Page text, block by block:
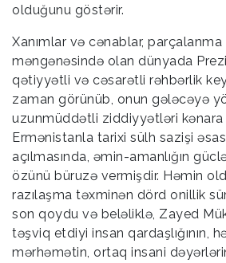
olduğunu göstərir.
Xanımlar və cənablar,
məngənəsində olan dünyada
qətiyyətli və cəsarətli rəhbərlik
zaman görünüb, onun gələcəyə
uzunmüddətli ziddiyyətləri kənara
Ermənistanla tarixi sülh sazişi
açılmasında, əmin-amanlığın
özünü büruzə vermişdir. Həmin
razılaşma təxminən dörd onillik
son qoydu və beləliklə, Zayed
təşviq etdiyi insan qardaşlığının,
mərhəmətin, ortaq insani